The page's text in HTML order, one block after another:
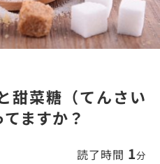
甜菜糖（てんさい
ますか？
読了時間 1分